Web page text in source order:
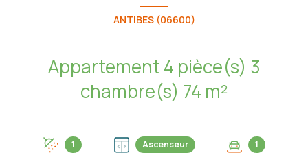
ANTIBES (06600)
Appartement 4 pièce(s) 3
chambre(s) 74 m²
1 Ascenseur 1